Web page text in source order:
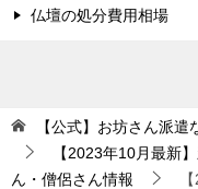
仏壇の処分費用相場
【公式】お坊さん派
【2023年10月最新
ん・僧侶さん情報